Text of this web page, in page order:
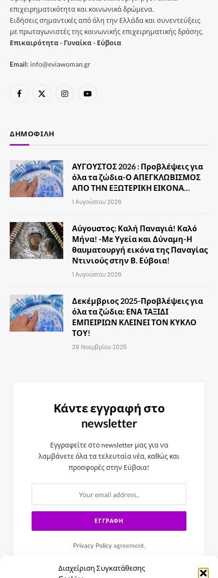
Διαχείριση Συγκατάθεσης
επιχειρηματικότητα και κοινωνικά δρώμενα.
Ειδήσεις σημαντικές από όλη την Ελλάδα και συνεντεύξεις
με πρωταγωνιστές της κοινωνικής επιχειρηματικής δράσης.
Επικαιρότητα - Γυναίκα - Εύβοια
Email: info@eviawoman.gr
Facebook
X
InstagramYouTube
ΔΗΜΟΦΙΛΉ
ΑΥΓΟΥΣΤΟΣ 2026 : Προβλέψεις για
όλα τα ζώδια-Ο ΑΠΕΓΚΛΩΒΙΣΜΟΣ
ΑΠΟ ΤΗΝ ΕΞΩΤΕΡΙΚΗ ΕΙΚΟΝΑ…
1 Αυγούστου 2026
Αύγουστος: Καλή Παναγιά! Καλό
Μήνα! -Με Υγεία και Δύναμη-Η
θαυματουργή εικόνα της Παναγίας
Ντινιούς στην Β. Εύβοια!
1 Αυγούστου 2026
Δεκέμβριος 2025-Προβλέψεις για
όλα τα ζώδια: ΕΝΑ ΤΑΞΙΔΙ
ΕΜΠΕΙΡΙΩΝ ΚΛΕΙΝΕΙ ΤΟΝ ΚΥΚΛΟ
ΤΟΥ!
29 Νοεμβρίου 2025
Κάντε εγγραφή στο
newsletter
Εγγραφείτε στο newsletter μας για να
λαμβάνετε όλα τα τελευταία νέα, καθώς και
προσφορές στην Εϋβοια!
Privacy Policyagreement.